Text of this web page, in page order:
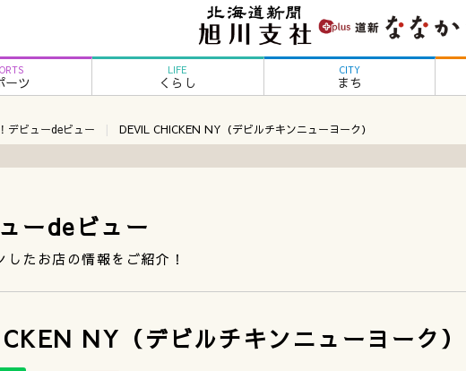
ーツ
LIFE
くらし
CITY
まち
デビューdeビュー DEVIL CHICKEN NY（デビルチキンニューヨーク）
ーdeビュー
たお店の情報をご紹介！
NY（デビルチキンニューヨーク）